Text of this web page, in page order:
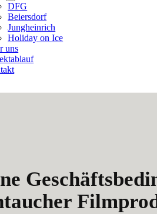
DFG
Beiersdorf
Jungheinrich
Holiday on Ice
uns